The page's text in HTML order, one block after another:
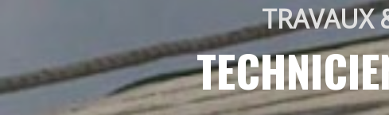
TRAVAUX